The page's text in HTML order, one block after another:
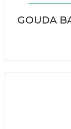
GOUDA